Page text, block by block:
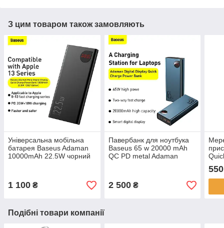
З цим товаром також замовляють
Універсальна мобільна
батарея Baseus Adaman
10000mAh 22.5W чорний
1 100 ₴
Павербанк для ноутбука
Baseus 65 w 20000 mAh
QC PD metal Adaman
2 500₴
E01)
550
Подібні товари компанії